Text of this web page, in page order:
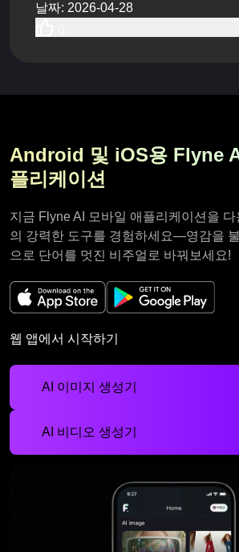
날짜: 2026-04-28
Android 및 iOS용 Flyne
플리케이션
지금 Flyne AI 모바일 애플리케이션을 다
의 강력한 도구를 경험하세요—영감을
으로 단어를 멋진 비주얼로 바꿔보세요!
웹 앱에서 시작하기
AI 이미지 생성기
AI 비디오 생성기